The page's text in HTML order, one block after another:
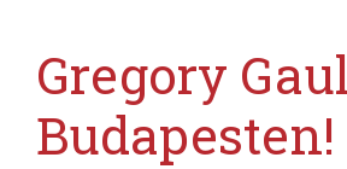
Gregory
Budapesten!